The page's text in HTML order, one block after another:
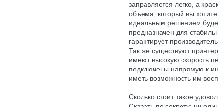
заправляется легко, а
объема, который вы
идеальным решением
предназначен для
гарантирует
Так же существуют
имеют высокую скорость
подключены напрямую к
иметь возможность им
Сколько стоит такое